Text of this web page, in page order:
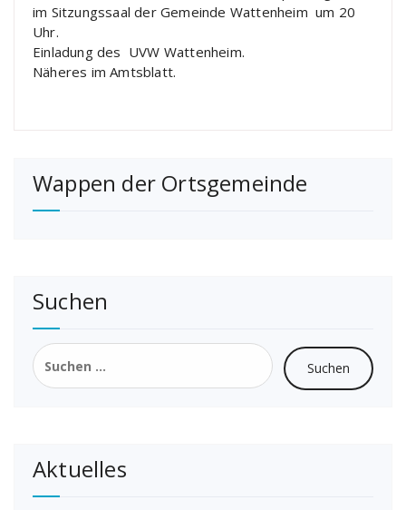
im Sitzungssaal der Gemeinde Wattenheim um 20
Uhr.
Einladung des UVW Wattenheim.
Näheres im Amtsblatt.
Wappen der Ortsgemeinde
Suchen
Suchen
nach:
Aktuelles